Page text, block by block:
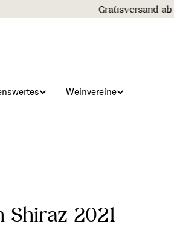
Weinvereine
Shiraz 2021